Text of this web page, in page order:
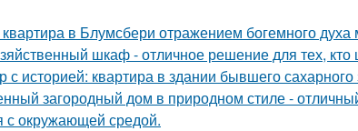
в Блумсбери отражением богемного духа
шкаф - отличное решение для тех, кто
с историей: квартира в здании бывшего
загородный дом в природном стиле -
с окружающей средой.